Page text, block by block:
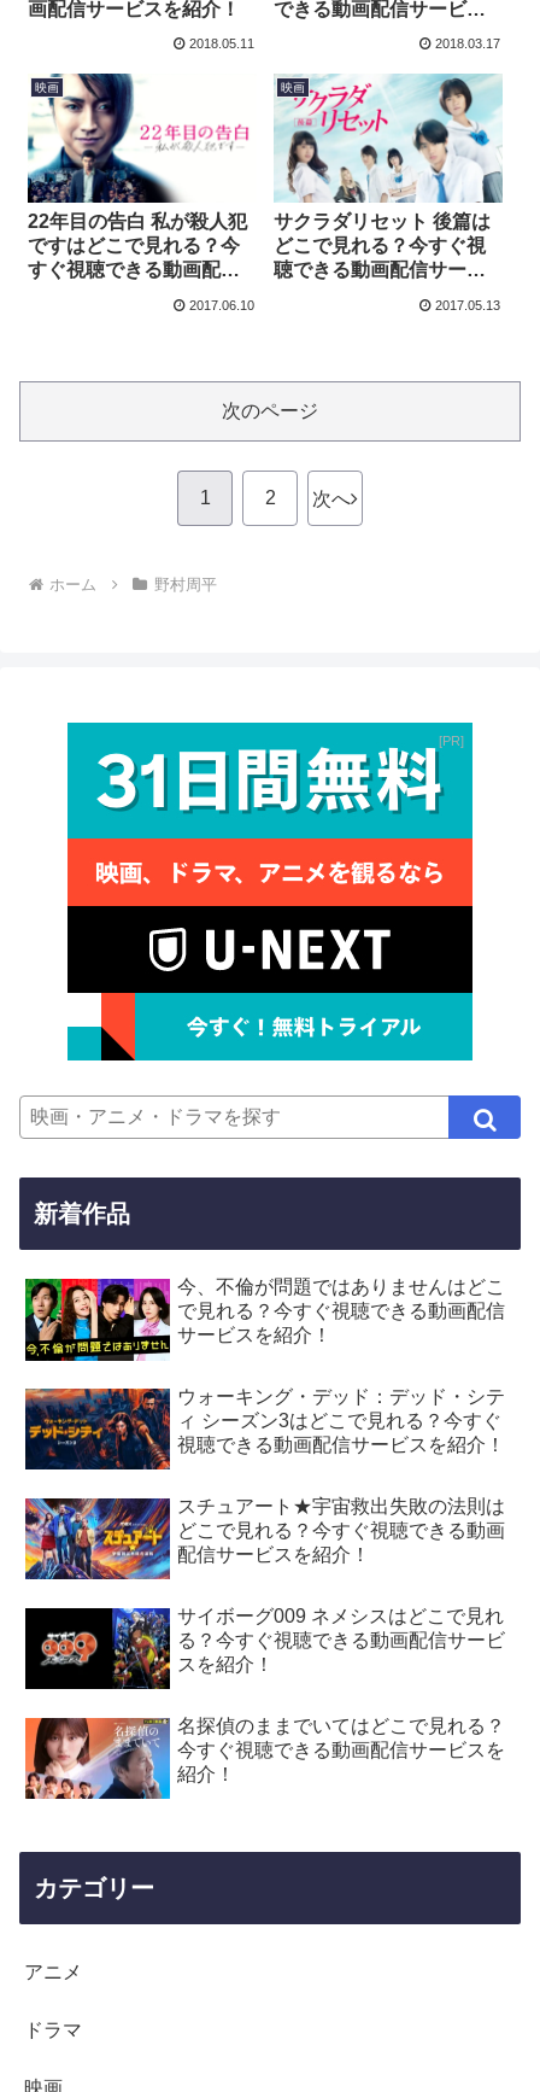
画配信サービスを紹介！
2018.05.11
できる動画配信サービス
2018.03.17
映画
22年目の告白 私が殺人犯
ですはどこで見れる？今
すぐ視聴できる動画配信
サービスを紹介！
2017.06.10
映画
サクラダリセット 後篇は
どこで見れる？今すぐ視
聴できる動画配信サービ
2017.05.13
次のページ
1 2 次へ
ホーム 野村周平
PR
新着作品
今、不倫が問題ではありませんはどこ
で見れる？今すぐ視聴できる動画配信
サービスを紹介！
ウォーキング・デッド：デッド・シテ
ィ シーズン3はどこで見れる？今すぐ
視聴できる動画配信サービスを紹介！
スチュアート★宇宙救出失敗の法則は
どこで見れる？今すぐ視聴できる動画
配信サービスを紹介！
サイボーグ009 ネメシスはどこで見れ
る？今すぐ視聴できる動画配信サービ
スを紹介！
名探偵のままでいてはどこで見れる？
今すぐ視聴できる動画配信サービスを
紹介！
カテゴリー
アニメ
ドラマ